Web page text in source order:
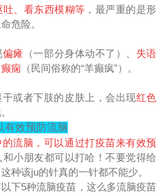
吐、看东西模糊等 ，最严重的是形
危险。
偏瘫 （一部分身体动不了）、 失语
癫痫 （民间俗称的“羊癫疯”）。
或者下肢的皮肤上，会出现红色
有效预防流脑
流脑，可以通过打疫苗来有效预
小朋友都可以打哈！不要觉得给
种该ju的针真的一针都不能少。
下5种流脑疫苗，这么多流脑疫苗